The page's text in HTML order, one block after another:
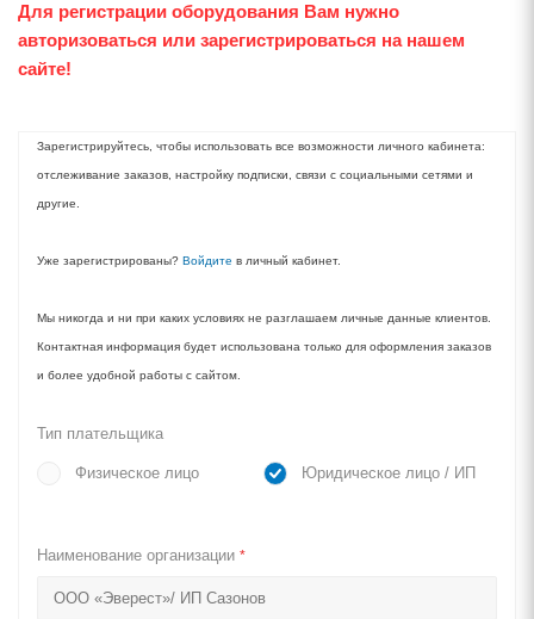
Для регистрации оборудования Вам нужно
авторизоваться или зарегистрироваться на нашем
сайте!
Зарегистрируйтесь, чтобы использовать все возможности личного кабинета:
отслеживание заказов, настройку подписки, связи с социальными сетями и
другие.
Уже зарегистрированы? Войдите в личный кабинет.
Мы никогда и ни при каких условиях не разглашаем личные данные клиентов.
Контактная информация будет использована только для оформления заказов
и более удобной работы с сайтом.
Тип плательщика
Физическое лицо Юридическое лицо / ИП
Наименование организации *